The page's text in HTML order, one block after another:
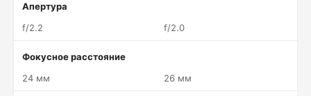
Апертура
f/2.2
f/2.0
Фокусное расстояние
24 мм
26 мм